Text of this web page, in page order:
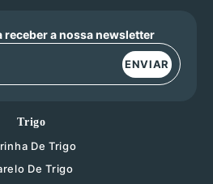
receber a nossa newsletter
ENVIAR
Trigo
De Trigo
De Trigo